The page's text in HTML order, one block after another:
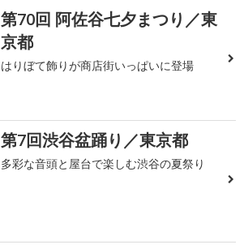
第70回 阿佐谷七夕まつり／東
京都
はりぼて飾りが商店街いっぱいに登場
第7回渋谷盆踊り／東京都
多彩な音頭と屋台で楽しむ渋谷の夏祭り